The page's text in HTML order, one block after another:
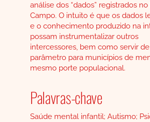
análise dos “dados” registrados
Campo. O intuito é que os dados
e o conhecimento produzido na
possam instrumentalizar outros
intercessores, bem como servir de
parâmetro para municípios de
mesmo porte populacional.
Palavras-chave
Saúde mental infantil; Autismo;